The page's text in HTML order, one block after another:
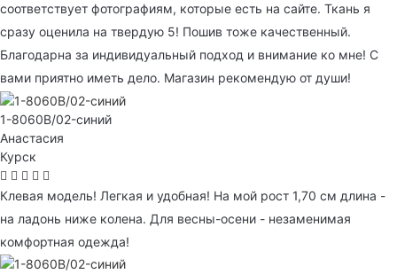
соответствует фотографиям, которые есть на сайте. Ткань я
сразу оценила на твердую 5! Пошив тоже качественный.
Благодарна за индивидуальный подход и внимание ко мне! С
вами приятно иметь дело. Магазин рекомендую от души!
1-8060B/02-синий
Анастасия
Курск
Клевая модель! Легкая и удобная! На мой рост 1,70 см длина -
на ладонь ниже колена. Для весны-осени - незаменимая
комфортная одежда!